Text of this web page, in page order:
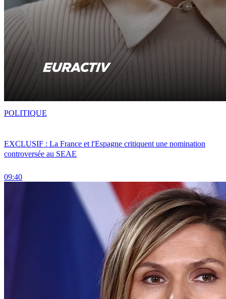
EXCLUSIF : La France et l'Espagne critiquent une nomination
controversée au SEAE
09:40
POLITIQUE